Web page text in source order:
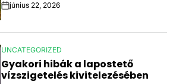
Post
Date
június 22, 2026
POSTED
IN
UNCATEGORIZED
Gyakori hibák a lapostető
vízszigetelés kivitelezésében